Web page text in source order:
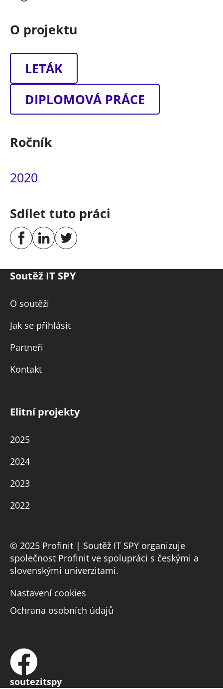
O projektu
LETÁK
DIPLOMOVÁ PRÁCE
Ročník
2020
Sdílet tuto práci
Soutěž IT SPY
O soutěži
Jak se přihlásit
Partneři
Kontakt
Elitní projekty
2025
2024
2023
2022
© 2025 Profinit | Soutěž IT SPY organizuje
společnost Profinit ve spolupráci s českými a
slovenskými univerzitami.
Nastavení cookies
Ochrana osobních údajů
soutezitspy